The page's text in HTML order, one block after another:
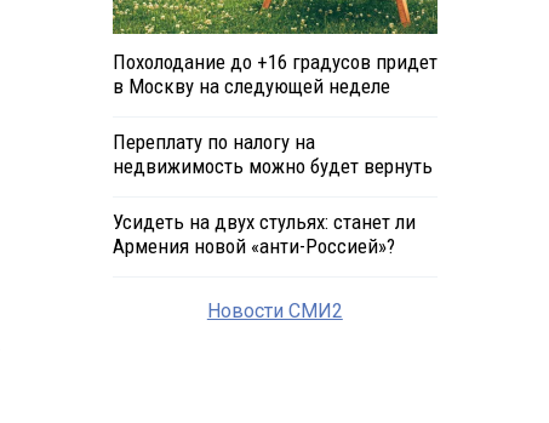
Похолодание до +16 градусов придет
в Москву на следующей неделе
Переплату по налогу на
недвижимость можно будет вернуть
Усидеть на двух стульях: станет ли
Армения новой «анти-Россией»?
Новости СМИ2